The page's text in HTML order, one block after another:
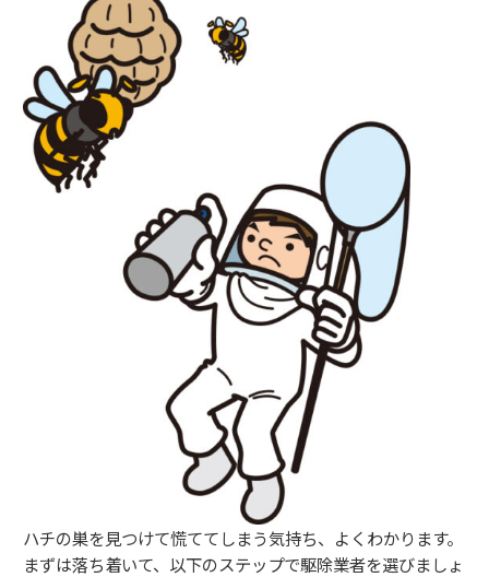
ハチの巣を見つけて慌ててしまう気持ち、よくわかります。
まずは落ち着いて、以下のステップで駆除業者を選びましょ